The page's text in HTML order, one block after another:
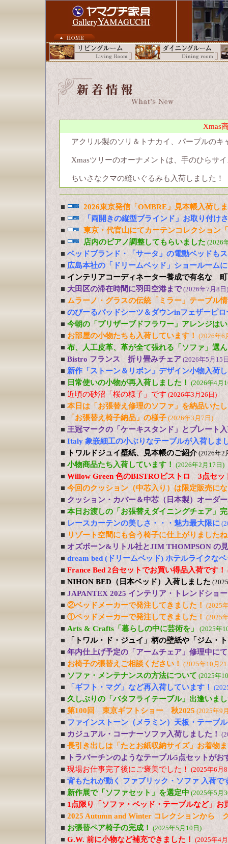
Xmas
アクリル製のソリ＆トナカイ、パープルの
Xmasツリーのオーナメントは、手のひらサ
ちいさなクマの縫いぐるみも入荷しました！
■
2026東京発信「OMBRE」見本帳入荷し
■
「両開きの縦型ブラインド」お取り付け
■
東京・代官山にてカーテンコレクション
■
店内のピアノ調整してもらいました (2026
■ ベッドブランド・「サータ」の電動ベッドも
■ 広島本社の「ドリームベッド」ショールーム
■ インテリアコーディネーター養成で有名な
■ 大田区の滞在時間に羽田空港まで(2026年7月8日)
■ ムラーノ・グラスの伝統「ミラー」テーブル
■ のびーるパッドシーツ＆ダウンinフェザーピ
■ 今朝の「プリザーブドフラワー」アレンジは
■ お部屋の小物たちも入荷しています！ (2026年6
■ 布、人工皮革、革が全て張れる「ソファ」選
■ Bistro フランス 折り畳みチェア (2026年5月15
■ 新作「ストーン＆リボン」デザイン小物入荷
■ 日常使いの小物が再入荷しました！ (2026年4月
■ 近頃の砂沼「桜の様子」です (2026年3月26日)
■ 本日は「お張替え修理のソファ」を納品いた
■
「お張替え椅子納品」の様子 (2026年3月7日)
■ 王冠マークの「ケーキスタンド」とプレート
■ Italy 象嵌細工の小ぶりなテーブルが入荷しま
■
トワルドジュイ壁紙、見本帳のご紹介(2026年2
■ 小物商品たち入荷しています！ (2026年2月17日)
■ Willow Green 色のBISTROビストロ 3点セッ
■ 今回のクッション（中芯入り）は限定販売に
■ クッション・カバー＆中芯（日本製）オーダ
■ 本日お渡しの「お張替えダイニングチェア」
■ レースカーテンの美しさ・・・魅力最大限に
■ リゾート空間にも合う椅子に仕上がりましたね
■ オズボーン&リトル社とJIM THOMPSON の
■ dream bed (ドリームベッド) ホテルライクな
■ France Bed 2台セットでお買い得品入荷です！
■ NIHON BED（日本ベッド）入荷しました
■ JAPANTEX 2025 インテリア・トレンドショー
■ ②ベッドメーカーで発注してきました！ (2025
■ ①ベッドメーカーで発注してきました！ (2025
■ Arts & Crafts「暮らしの中に芸術を」 (2025年
■
「トワル・ド・ジュイ」柄の壁紙や「ジム・
■ 年内仕上げ予定の「アームチェア」修理中にて
■ お椅子の張替えご相談ください！ (2025年10月
■ ソファ・メンテナンスの方法について (2025年
■ 「ギフト・マグ」など再入荷しています！
■ 久しぶりの「バタフライテーブル」出逢いま
■ 第100回 東京ギフトショー 秋2025 (2025年9
■ ファインストーン（メラミン）天板・テーブ
■ カジュアル・コーナーソファ入荷しました！
■ 長引き出しは「たとお紙収納サイズ」お着物
■
トラバーチンのようなテーブル5点セットが
■ 現場お仕事完了後にご褒美でした！ (2025年6月
■ 背もたれが動く ファブリック・ソファ 入荷で
■ 新作展で「ソファセット」を選定中 (2025年5月
■ 1点限り「ソファ・ベッド・テーブルなど」お
■ 2025 Autumn and Winter コレクションから
■ お張替ペア椅子の完成！ (2025年5月10日)
■ G.W. 前に小物など補充できました！ (2025年4